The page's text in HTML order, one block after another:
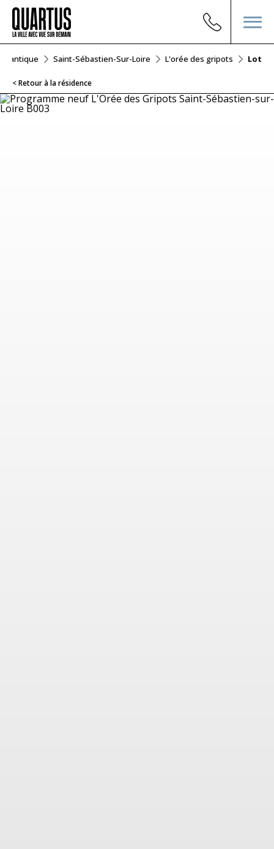
Saint-Sébastien-Sur-Loire L'orée des gripots Lot
< Retour à la résidence